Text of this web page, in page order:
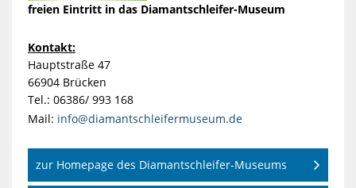
freien Eintritt in das Diamantschleifer-Museum
Kontakt:
Hauptstraße 47
66904 Brücken
Tel.: 06386/ 993 168
Mail: info@diamantschleifermuseum.de
zur Homepage des Diamantschleifer-Museums